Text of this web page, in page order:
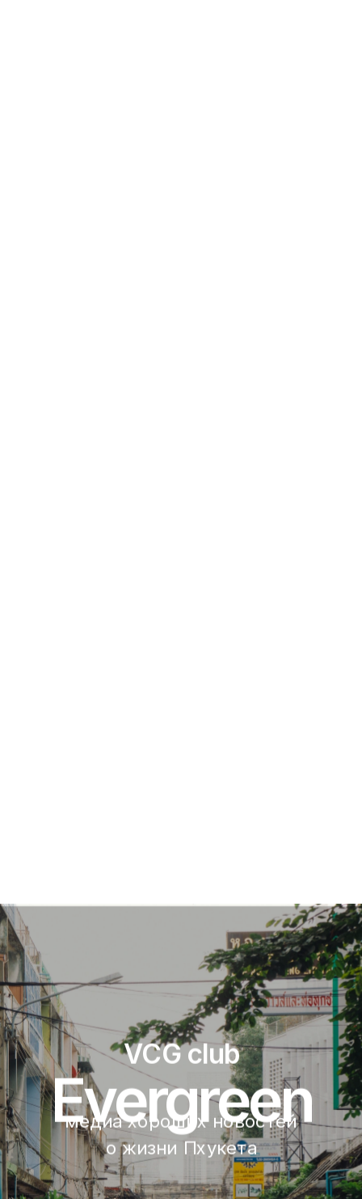
VCG club
Evergreen
медиа хороших новостей
о жизни Пхукета